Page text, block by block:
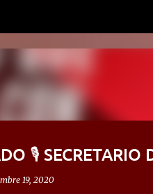
🎙 SECRETARIO
19, 2020